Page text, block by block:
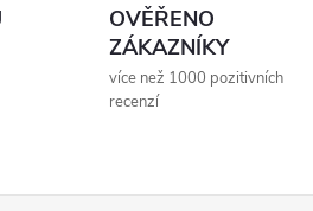
OVĚŘENO
ZÁKAZNÍKY
více než 1000 pozitivních
recenzí